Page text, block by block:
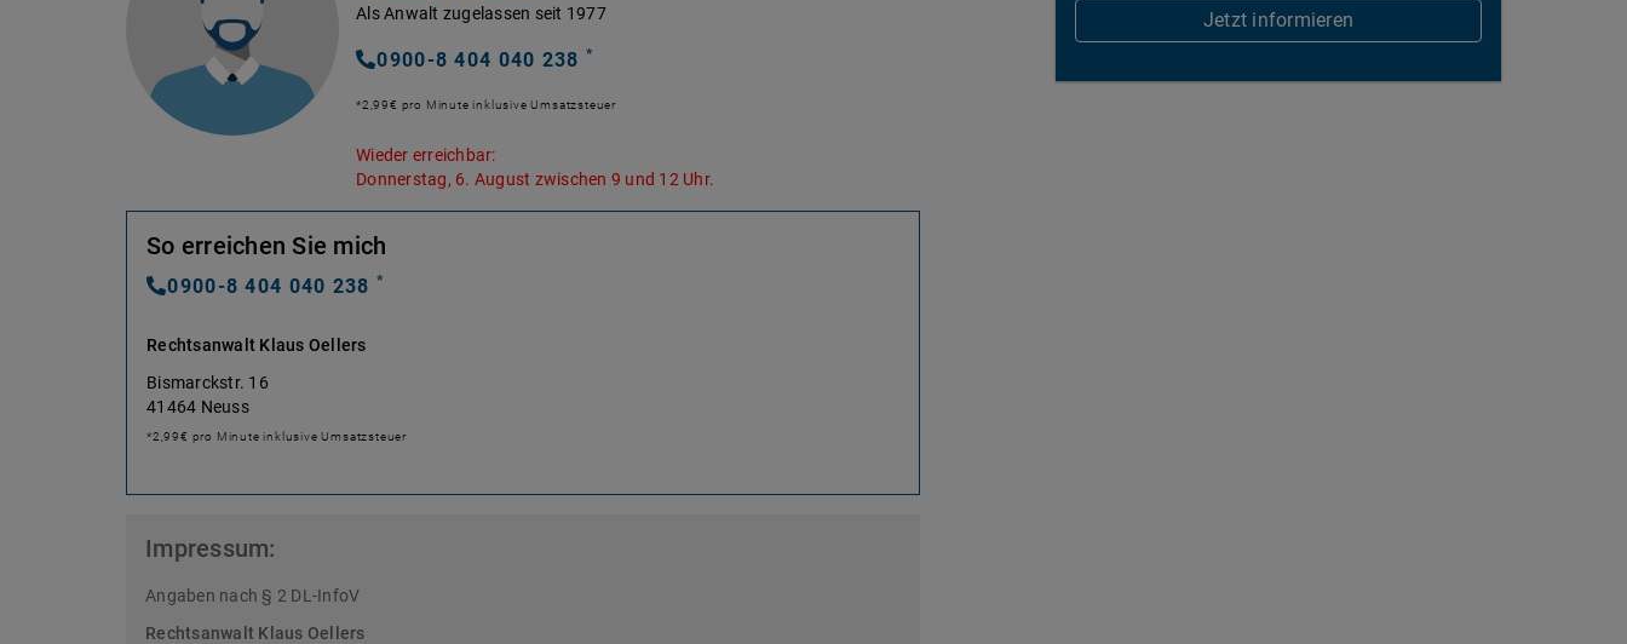
Als Anwalt zugelassen seit 1977
0900-8 404 040 238 *
*2,99€ pro Minute inklusive Umsatzsteuer
Wieder erreichbar:
Donnerstag, 6. August zwischen 9 und 12 Uhr.
So erreichen Sie mich
0900-8 404 040 238 *
Rechtsanwalt Klaus Oellers
Bismarckstr. 16
41464 Neuss
*2,99€ pro Minute inklusive Umsatzsteuer
Impressum:
Angaben nach § 2 DL-InfoV
Rechtsanwalt Klaus Oellers
Jetzt informieren